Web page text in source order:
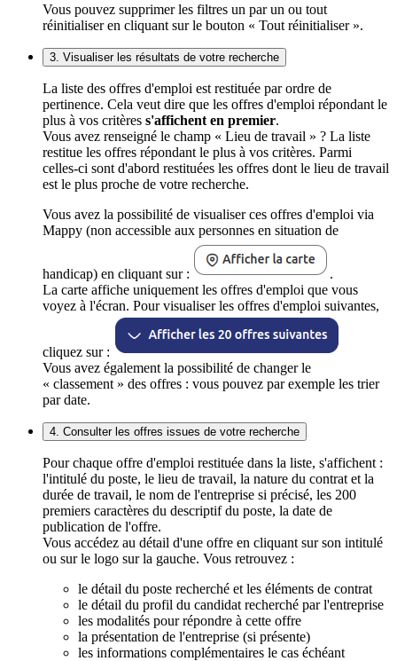
Vous pouvez supprimer les filtres un par un ou tout
réinitialiser en cliquant sur le bouton « Tout réinitialiser ».
3. Visualiser les résultats de votre recherche
La liste des offres d'emploi est restituée par ordre de
pertinence. Cela veut dire que les offres d'emploi répondant le
plus à vos critères s'affichent en premier.
Vous avez renseigné le champ « Lieu de travail » ? La liste
restitue les offres répondant le plus à vos critères. Parmi
celles-ci sont d'abord restituées les offres dont le lieu de travail
est le plus proche de votre recherche.
Vous avez la possibilité de visualiser ces offres d'emploi via
Mappy (non accessible aux personnes en situation de
handicap) en cliquant sur :
.
La carte affiche uniquement les offres d'emploi que vous
voyez à l'écran. Pour visualiser les offres d'emploi suivantes,
cliquez sur :
Vous avez également la possibilité de changer le
« classement » des offres : vous pouvez par exemple les trier
par date.
4. Consulter les offres issues de votre recherche
Pour chaque offre d'emploi restituée dans la liste, s'affichent :
l'intitulé du poste, le lieu de travail, la nature du contrat et la
durée de travail, le nom de l'entreprise si précisé, les 200
premiers caractères du descriptif du poste, la date de
publication de l'offre.
Vous accédez au détail d'une offre en cliquant sur son intitulé
ou sur le logo sur la gauche. Vous retrouvez :
le détail du poste recherché et les éléments de contrat
le détail du profil du candidat recherché par l'entreprise
les modalités pour répondre à cette offre
la présentation de l'entreprise (si présente)
les informations complémentaires le cas échéant